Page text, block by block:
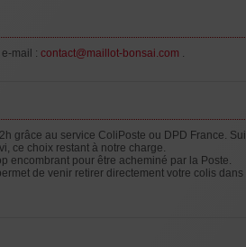
mail : contact@maillot-bonsai.com .
grâce au service ColiPoste ou DPD France.
ce choix restant à notre charge.
encombrant pour être acheminé par la Poste.
de venir retirer directement votre colis